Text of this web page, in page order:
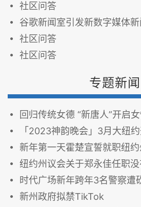
社区问答
谷歌新闻室引发新数字媒体
社区问答
社区问答
专题新闻
回归传统女德 “新唐人”开启
「2023神韵晚会」3月大纽
新年第一天霍楚宣誓就职纽
纽约州议会关于郑永佳任职
时代广场新年跨年3名警察遭
新州政府拟禁TikTok